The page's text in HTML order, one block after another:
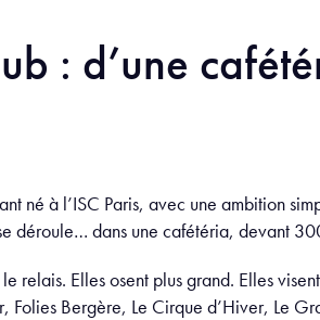
: d’une
né à l’ISC Paris, avec une ambition
déroule… dans une cafétéria, devant
relais. Elles osent plus grand. Elles
Folies Bergère, Le Cirque d’Hiver, Le